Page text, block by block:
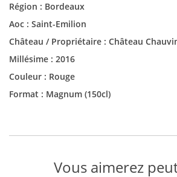
Région : Bordeaux
Aoc : Saint-Emilion
Château / Propriétaire : Château
Millésime : 2016
Couleur : Rouge
Format : Magnum (150cl)
Vous aimerez